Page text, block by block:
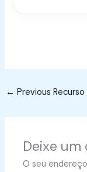
← Previous Recurso
Deixe
O seu